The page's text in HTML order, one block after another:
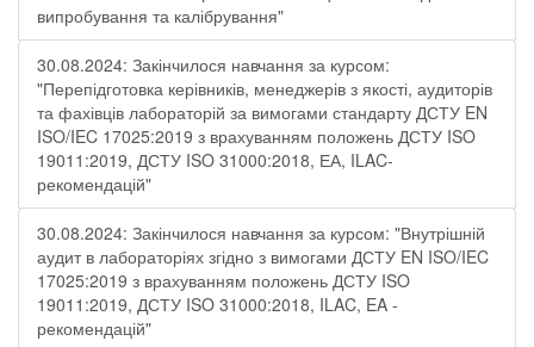
випробування та калібрування"
30.08.2024: Закінчилося навчання за курсом:
"Перепідготовка керівників, менеджерів з якості, аудиторів
та фахівців лабораторій за вимогами стандарту ДСТУ EN
ISO/IEC 17025:2019 з врахуванням положень ДСТУ ISO
19011:2019, ДСТУ ISO 31000:2018, ЕА, ILAC-
рекомендацій"
30.08.2024: Закінчилося навчання за курсом: "Внутрішній
аудит в лабораторіях згідно з вимогами ДСТУ EN ISO/IEC
17025:2019 з врахуванням положень ДСТУ ISO
19011:2019, ДСТУ ISO 31000:2018, ILAC, EA -
рекомендацій"